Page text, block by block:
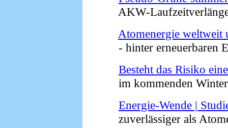
AKW-
Atomenergie weltweit
- hinter erneuerbaren
Besteht das Risiko
im kommenden
Energie-Wende |
zuverlässiger als